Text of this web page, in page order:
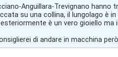
Anguillara-Trevignano hanno
su una collina, il lungolago è
è un vero gioiello
di andare in macchina